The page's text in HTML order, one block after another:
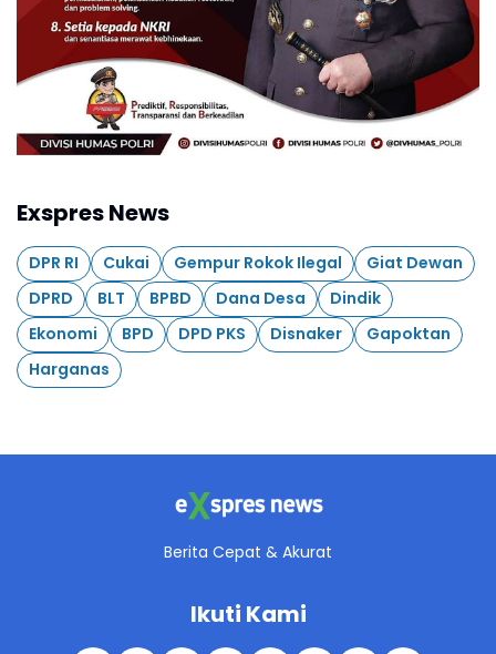
Exspres News
DPR RI Cukai Gempur Rokok Ilegal
Giat Dewan
DPRD
BLT BPBD Dana Desa
Dindik
Ekonomi
BPD DPD PKS Disnaker
Gapoktan
Harganas
Berita Cepat & Akurat
Ikuti Kami